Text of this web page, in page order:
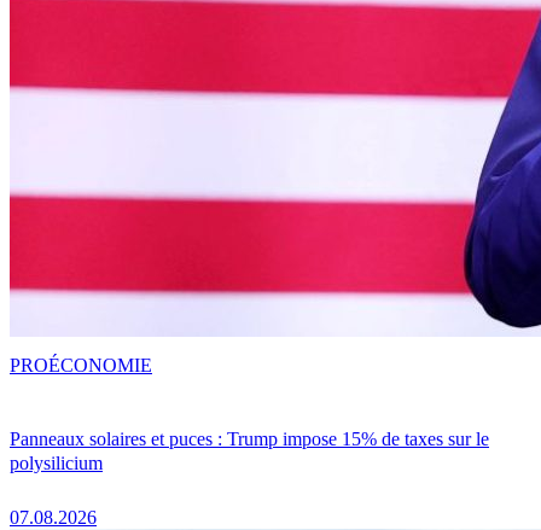
Panneaux solaires et puces : Trump impose 15% de taxes sur le
polysilicium
07.08.2026
PROÉCONOMIE